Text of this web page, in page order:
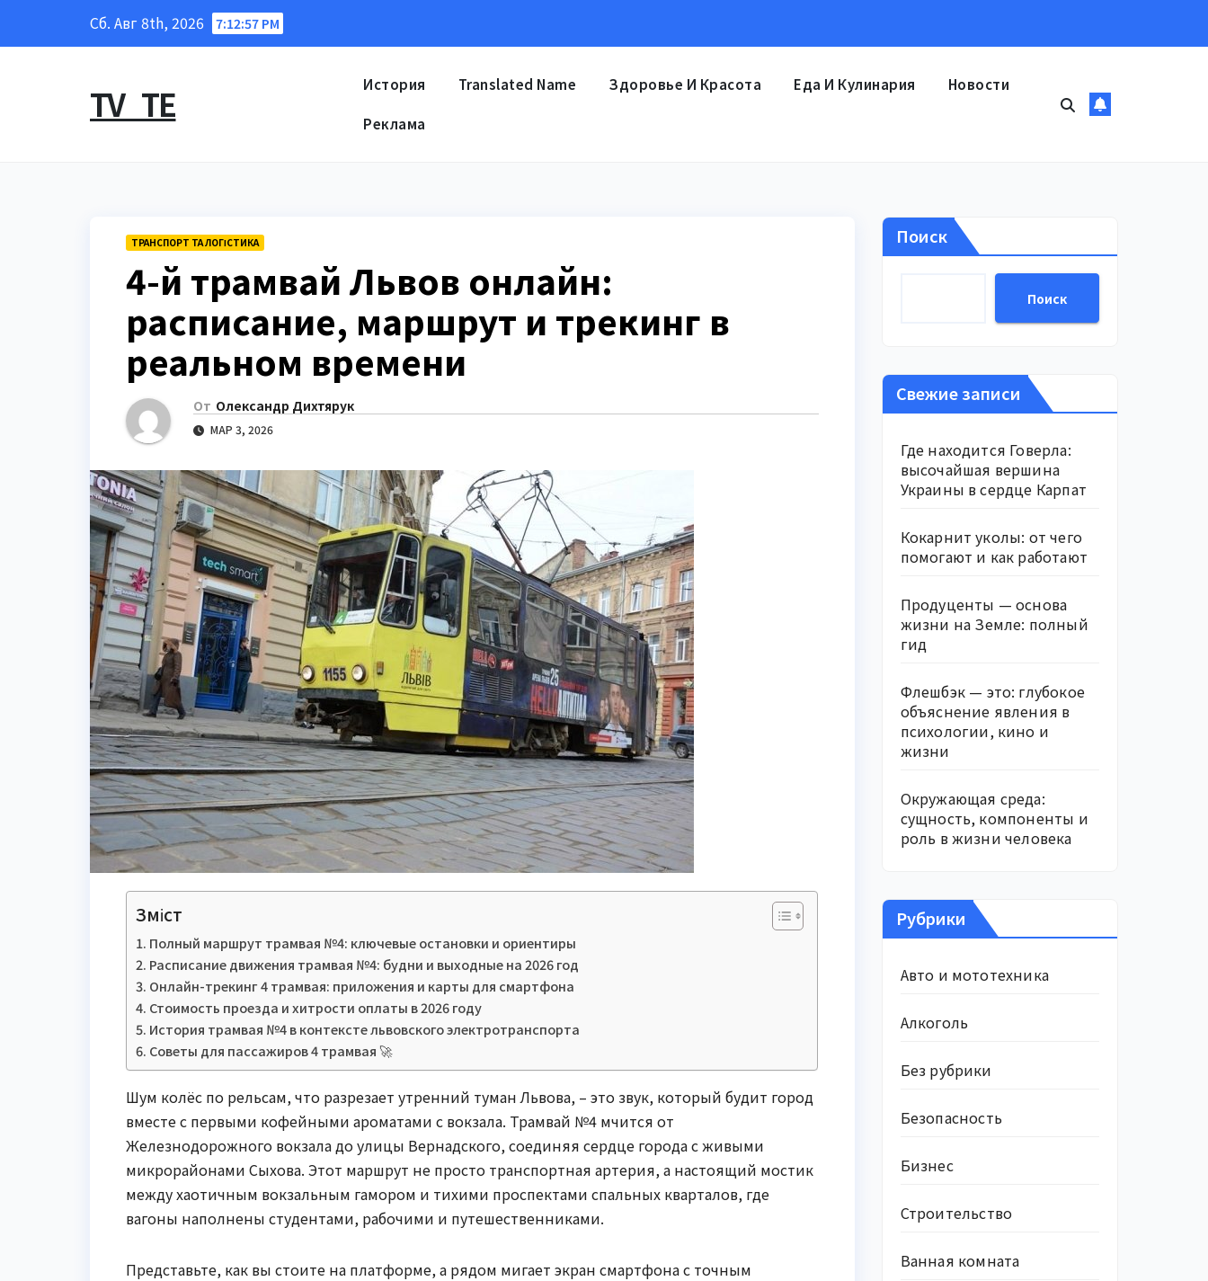
Сб. Авг 8th, 2026 7:12:58 PM
TV_TE История Translated Name Здоровье И Красота Еда И Кулинария Новости
Реклама
ТРАНСПОРТ ТА ЛОГІСТИКА
4-й трамвай Львов онлайн:
расписание, маршрут и трекинг в
реальном времени
От Олександр Дихтярук
МАР 3, 2026
Зміст
Полный маршрут трамвая №4: ключевые остановки и ориентиры
Расписание движения трамвая №4: будни и выходные на 2026 год
Онлайн-трекинг 4 трамвая: приложения и карты для смартфона
Стоимость проезда и хитрости оплаты в 2026 году
История трамвая №4 в контексте львовского электротранспорта
Советы для пассажиров 4 трамвая 🚀
Шум колёс по рельсам, что разрезает утренний туман Львова, – это звук, который будит город
вместе с первыми кофейными ароматами с вокзала. Трамвай №4 мчится от
Железнодорожного вокзала до улицы Вернадского, соединяя сердце города с живыми
микрорайонами Сыхова. Этот маршрут не просто транспортная артерия, а настоящий мостик
между хаотичным вокзальным гамором и тихими проспектами спальных кварталов, где
вагоны наполнены студентами, рабочими и путешественниками.
Представьте, как вы стоите на платформе, а рядом мигает экран смартфона с точным
Поиск
Поиск
Свежие записи
Где находится Говерла:
высочайшая вершина
Украины в сердце Карпат
Кокарнит уколы: от чего
помогают и как работают
Продуценты — основа
жизни на Земле: полный
гид
Флешбэк — это: глубокое
объяснение явления в
психологии, кино и
жизни
Окружающая среда:
сущность, компоненты и
роль в жизни человека
Рубрики
Авто и мототехника
Алкоголь
Без рубрики
Безопасность
Бизнес
Строительство
Ванная комната